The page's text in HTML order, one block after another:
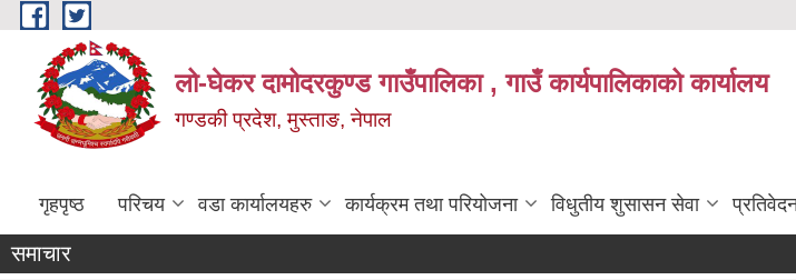
Skip to main content
लो-घेकर दामोदरकुण्ड गाउँपालिका , गाउँ कार्यपालिकाको कार्यालय
गण्डकी प्रदेश, मुस्ताङ, नेपाल
गृहपृष्ठ परिचय वडा कार्यालयहरु कार्यक्रम तथा परियोजना विधुतीय शुसासन सेवा
समाचार